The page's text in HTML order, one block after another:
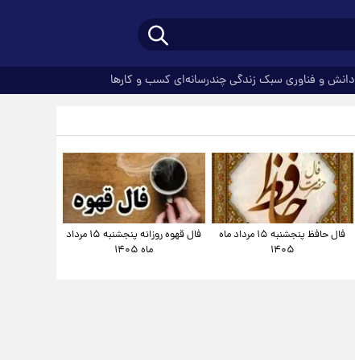
دانش و فناوری سبک زندگیچندرسانه‌ای کسب و کارها
فال حافظ پنجشنبه ۱۵ مرداد ماه
۱۴۰۵
فال قهوه روزانه پنجشنبه ۱۵ مرداد
ماه ۱۴۰۵